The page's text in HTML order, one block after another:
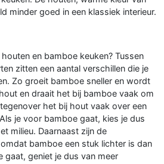
minder goed in een klassiek interieur.
en bamboe keuken? Tussen
zitten een aantal verschillen die je
Zo groeit bamboe sneller en wordt
en draait het bij bamboe vaak om
het bij hout vaak over een
je voor bamboe gaat, kies je dus
milieu. Daarnaast zijn de
bamboe een stuk lichter is dan
gaat, geniet je dus van meer